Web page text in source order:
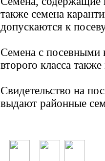
также семена
допускаются к
Семена с посевными
второго класса
Свидетельство на
выдают районные